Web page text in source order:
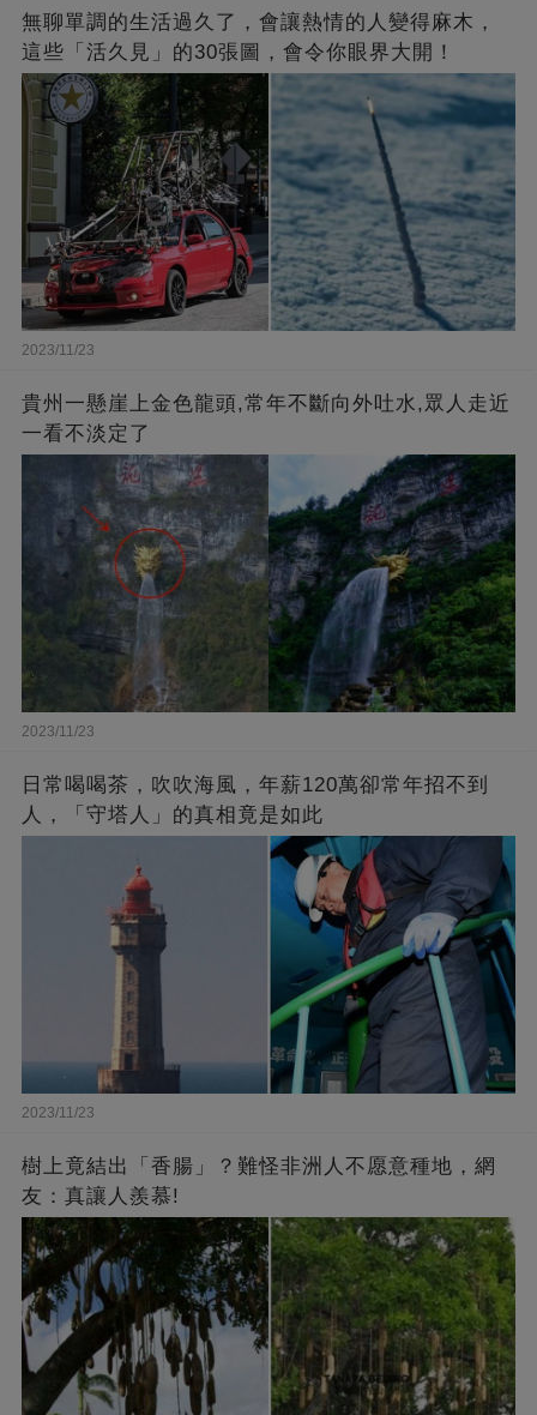
無聊單調的生活過久了，會讓熱情的人變得麻木，
這些「活久見」的30張圖，會令你眼界大開！
2023/11/23
貴州一懸崖上金色龍頭,常年不斷向外吐水,眾人走近
一看不淡定了
2023/11/23
日常喝喝茶，吹吹海風，年薪120萬卻常年招不到
人，「守塔人」的真相竟是如此
2023/11/23
樹上竟結出「香腸」？難怪非洲人不愿意種地，網
友：真讓人羨慕!